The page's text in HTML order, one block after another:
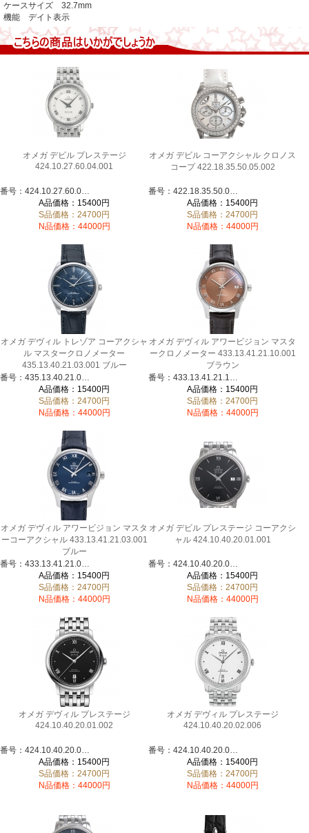
ケースサイズ 32.7mm
機能 デイト表示
オメガ デビル プレステージ
424.10.27.60.04.001
番号：424.10.27.60.04.001
A品価格：15400円
S品価格：24700円
N品価格：44000円
オメガ デビル コーアクシャル クロノス
コープ 422.18.35.50.05.002
番号：422.18.35.50.05.002
A品価格：15400円
S品価格：24700円
N品価格：44000円
オメガ デヴィル トレゾア コーアクシャ
ル マスタークロノメーター
435.13.40.21.03.001 ブルー
番号：435.13.40.21.03.001
A品価格：15400円
S品価格：24700円
N品価格：44000円
オメガ デヴィル アワービジョン マスタ
ークロノメーター 433.13.41.21.10.001
ブラウン
番号：433.13.41.21.10.001
A品価格：15400円
S品価格：24700円
N品価格：44000円
オメガ デヴィル アワービジョン マスタ
ーコーアクシャル 433.13.41.21.03.001
ブルー
番号：433.13.41.21.03.001
A品価格：15400円
S品価格：24700円
N品価格：44000円
オメガ デビル プレステージ コーアクシ
ャル 424.10.40.20.01.001
番号：424.10.40.20.01.001
A品価格：15400円
S品価格：24700円
N品価格：44000円
オメガ デヴィル プレステージ
424.10.40.20.01.002
番号：424.10.40.20.01.002
A品価格：15400円
S品価格：24700円
N品価格：44000円
オメガ デヴィル プレステージ
424.10.40.20.02.006
番号：424.10.40.20.02.006
A品価格：15400円
S品価格：24700円
N品価格：44000円